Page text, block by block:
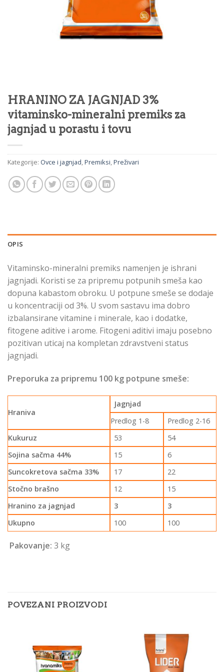
HRANINO ZA JAGNJAD 3%
vitaminsko-mineralni premiks za
jagnjad u porastu i tovu
Kategorije: Ovce i jagnjad,Premiksi,Preživari
OPIS
Vitaminsko-mineralni premiks namenjen je ishrani
jagnjadi. Koristi se za pripremu potpunih smeša kao
dopuna kabastom obroku. U potpune smeše se dodaje
u koncentraciji od 3%. U svom sastavu ima dobro
izbalansirane vitamine i minerale, kao i dodatke,
fitogene aditive i arome. Fitogeni aditivi imaju posebno
pozitivan uticaj na kompletan zdravstveni status
jagnjadi.
Preporuka za pripremu 100 kg potpune smeše:
Hraniva
Jagnjad
Predlog 1-8
Predlog 2-16
Kukuruz
53
54
Sojina sačma 44%
15
6
Suncokretova sačma 33%
17
22
Stočno brašno
12
15
Hranino za jagnjad
3
3
Ukupno
100 100
Pakovanje: 3 kg
POVEZANI PROIZVODI